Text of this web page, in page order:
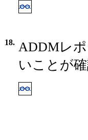
18. ADDMレ
いことが